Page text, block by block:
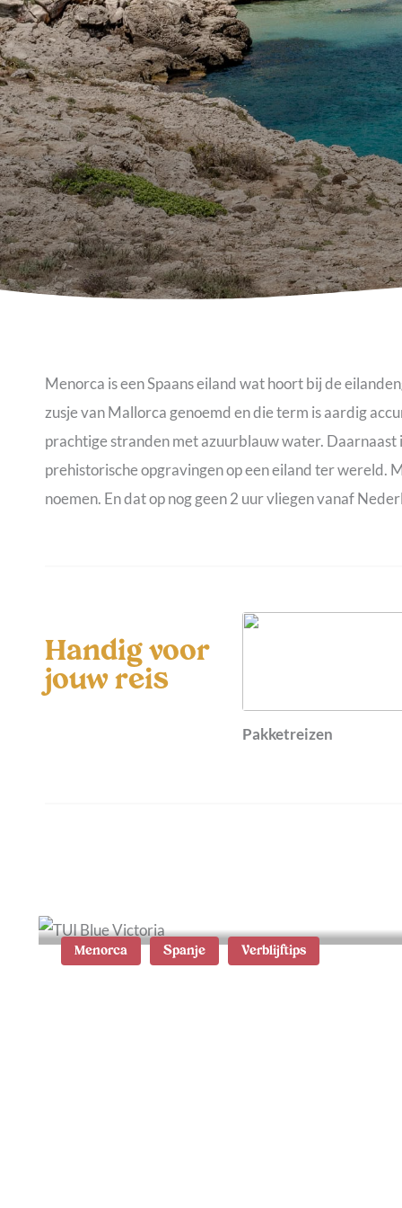
Menorca is een Spaans eiland wat hoort bij de
zusje van Mallorca genoemd en die term is aardig
prachtige stranden met azuurblauw water.
prehistorische opgravingen op een eiland ter wereld.
noemen. En dat op nog geen 2 uur vliegen vanaf
Handig voor
jouw reis
Pakketreizen
Menorca Spanje Verblijftips